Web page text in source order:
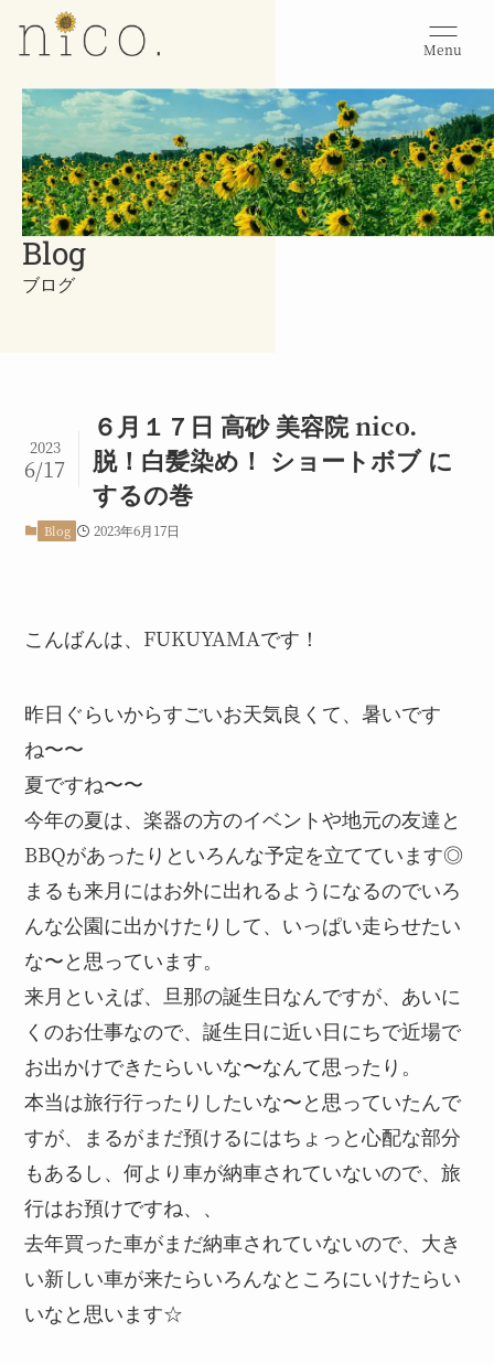
Menu
Blog
ブログ
６月１７日 高砂 美容院 nico.
脱！白髪染め！ ショートボブ に
するの巻
2023
6/17
Blog 2023年6月17日
こんばんは、FUKUYAMAです！
昨日ぐらいからすごいお天気良くて、暑いです
ね〜〜
夏ですね〜〜
今年の夏は、楽器の方のイベントや地元の友達と
BBQがあったりといろんな予定を立てています◎
まるも来月にはお外に出れるようになるのでいろ
んな公園に出かけたりして、いっぱい走らせたい
な〜と思っています。
来月といえば、旦那の誕生日なんですが、あいに
くのお仕事なので、誕生日に近い日にちで近場で
お出かけできたらいいな〜なんて思ったり。
本当は旅行行ったりしたいな〜と思っていたんで
すが、まるがまだ預けるにはちょっと心配な部分
もあるし、何より車が納車されていないので、旅
行はお預けですね、、
去年買った車がまだ納車されていないので、大き
い新しい車が来たらいろんなところにいけたらい
いなと思います☆